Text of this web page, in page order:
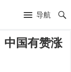
导航
中国有赞涨